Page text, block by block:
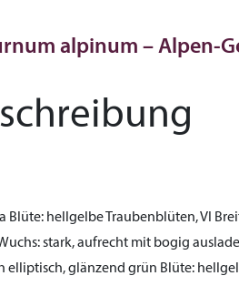
alpinum – Alpen-
Blüte: hellgelbe Traubenblüten, VI
stark, aufrecht mit bogig
elliptisch, glänzend grün Blüte: